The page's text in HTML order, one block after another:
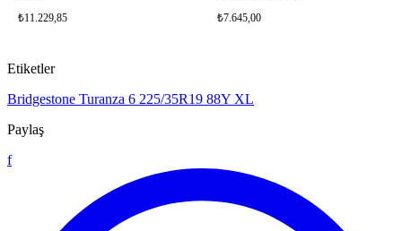
₺11.229,85 ₺7.645,00
Etiketler
Bridgestone Turanza 6 225/35R19 88Y XL
Paylaş
f